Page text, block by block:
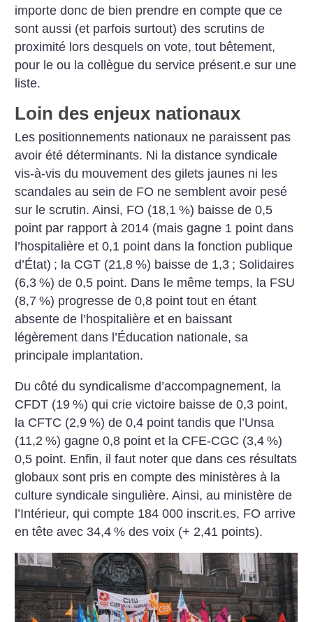
importe donc de bien prendre en compte que ce
sont aussi (et parfois surtout) des scrutins de
proximité lors desquels on vote, tout bêtement,
pour le ou la collègue du service présent.e sur une
liste.
Loin des enjeux nationaux
Les positionnements nationaux ne paraissent pas
avoir été déterminants. Ni la distance syndicale
vis-à-vis du mouvement des gilets jaunes ni les
scandales au sein de FO ne semblent avoir pesé
sur le scrutin. Ainsi, FO (18,1 %) baisse de 0,5
point par rapport à 2014 (mais gagne 1 point dans
l’hospitalière et 0,1 point dans la fonction publique
d’État) ; la CGT (21,8 %) baisse de 1,3 ; Solidaires
(6,3 %) de 0,5 point. Dans le même temps, la FSU
(8,7 %) ­progresse de 0,8 point tout en étant
absente de l’hospitalière et en baissant
légèrement dans ­l’Éducation nationale, sa
principale implantation.
Du côté du syndicalisme d’accompagnement, la
CFDT (19 %) qui crie victoire baisse de 0,3 point,
la CFTC (2,9 %) de 0,4 point tandis que l’Unsa
(11,2 %) gagne 0,8 point et la CFE-CGC (3,4 %)
0,5 point. Enfin, il faut noter que dans ces résultats
globaux sont pris en compte des ministères à la
culture syndicale singulière. Ainsi, au ministère de
l’Intérieur, qui compte 184 000 inscrit.es, FO arrive
en tête avec 34,4 % des voix (+ 2,41 points).